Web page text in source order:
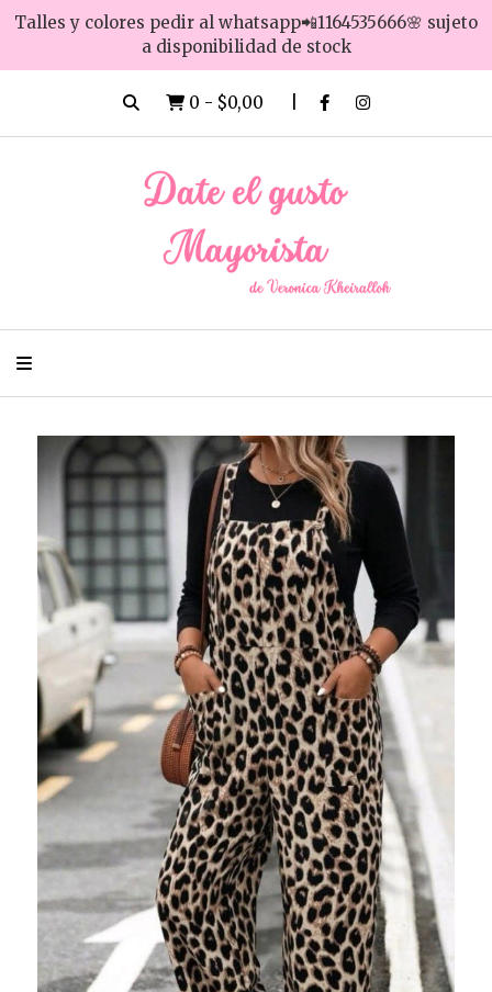
Talles y colores pedir al whatsapp📲1164535666🌸 sujeto
a disponibilidad de stock
0 - $0,00